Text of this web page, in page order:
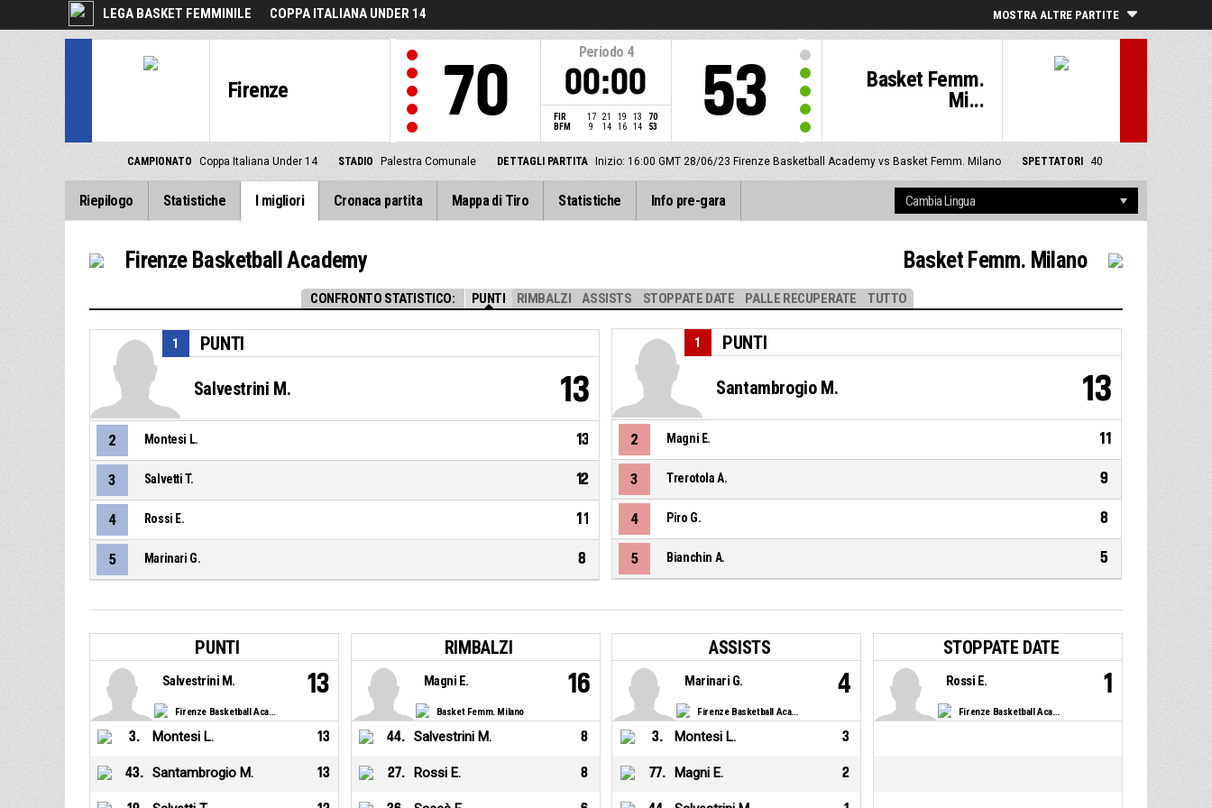
LEGA BASKET FEMMINILE COPPA ITALIANA UNDER 14 MOSTRA ALTRE PARTITE
Firenze 70
Periodo 4
00:00
FIR 17 21 19 13
70
BFM
9 14 16 14 53
Basket Femm.
Mi...
53
CAMPIONATO Coppa Italiana Under 14 STADIO Palestra Comunale DETTAGLI PARTITA Inizio: 16:00 GMT 28/06/23 Firenze Basketball Academy vs Basket Femm. Milano SPETTATORI 40
Riepilogo Statistiche I migliori Cronaca partita Mappa di Tiro Statistiche Info pre-gara
CONFRONTO STATISTICO: PUNTI RIMBALZI ASSISTS STOPPATE DATE PALLE RECUPERATE TUTTO
Firenze Basketball Academy
PUNTI
1
Salvestrini M. 13
2 Montesi L. 13
3 Salvetti T. 12
4 Rossi E. 11
5 Marinari G. 8
Basket Femm. Milano
PUNTI
1
Santambrogio M. 13
2 Magni E. 11
3 Trerotola A. 9
4 Piro G. 8
5 Bianchin A. 5
PUNTI
Firenze Basketball Academy
Salvestrini M. 13
3. Montesi L. 13
43. Santambrogio M. 13
RIMBALZI
Basket Femm. Milano
Magni E. 16
44. Salvestrini M. 8
27. Rossi E. 8
ASSISTS
Firenze Basketball Academy
Marinari G. 4
3. Montesi L. 3
77. Magni E. 2
STOPPATE DATE
Firenze Basketball Academy
Rossi E. 1